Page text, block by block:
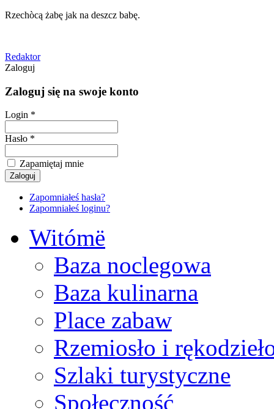
Rzechòcą żabę jak na deszcz babę.
Redaktor
Zaloguj
Zaloguj się na swoje konto
Login *
Hasło *
Zapamiętaj mnie
Zapomniałeś hasła?
Zapomniałeś loginu?
Witómë
Baza noclegowa
Baza kulinarna
Place zabaw
Rzemiosło i
Szlaki turystyczne
Społeczność